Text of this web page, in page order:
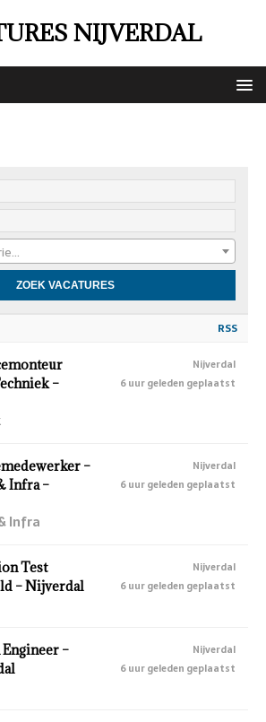
NIJVERDAL
RSS
–
Nijverdal
6 uur geleden geplaatst
–
Infra –
Infra
Nijverdal
6 uur geleden geplaatst
Test
– Nijverdal
Nijverdal
6 uur geleden geplaatst
–
Nijverdal
6 uur geleden geplaatst